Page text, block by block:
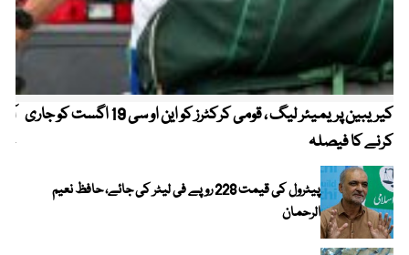
کیریبین پریمیئر لیگ ، قومی کرکٹرز کو این او سی 19 اگست کو جاری
کرنے کا فیصلہ
پیٹرول کی قیمت 228 روپے فی لیٹر کی جائے، حافظ نعیم
الرحمان